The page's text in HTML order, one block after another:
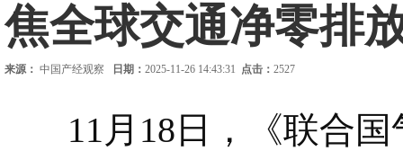
焦全球交通净零排
来源： 中国产经观察 日期： 2025-11-26 14:43:31 点击： 2527
11月18日，《联合国